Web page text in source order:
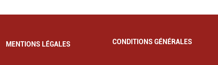
MENTIONS LÉGALES CONDITIONS GÉNÉRALES